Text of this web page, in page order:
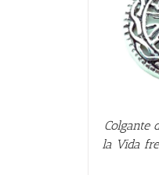
Colgante
la Vida